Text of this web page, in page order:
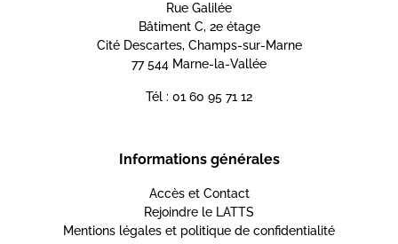
Rue Galilée
Bâtiment C, 2e étage
Cité Descartes, Champs-sur-Marne
77 544 Marne-la-Vallée
Tél : 01 60 95 71 12
Informations générales
Accès et Contact
Rejoindre le LATTS
Mentions légales et politique de confidentialité